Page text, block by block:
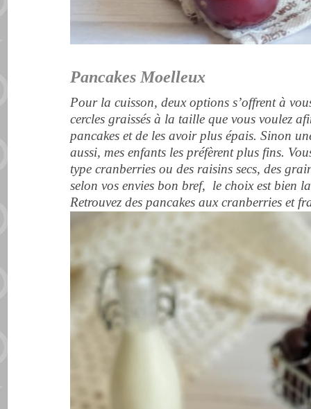
Pancakes Moelleux
Pour la cuisson, deux options s’offrent à
cercles graissés à la taille que vous voulez
pancakes et de les avoir plus épais. Sinon
aussi, mes enfants les préfèrent plus fins.
type cranberries ou des raisins secs, des
selon vos envies bon bref, le choix est bien
Retrouvez des pancakes aux cranberries et